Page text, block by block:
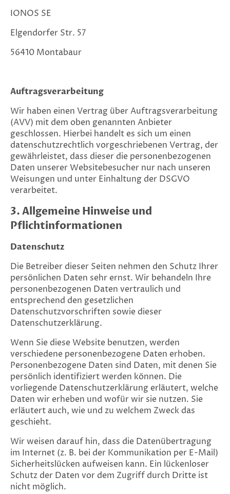
IONOS SE
Elgendorfer Str. 57
56410 Montabaur
Auftragsverarbeitung
Wir haben einen Vertrag über Auftragsverarbeitung
(AVV) mit dem oben genannten Anbieter
geschlossen. Hierbei handelt es sich um einen
datenschutzrechtlich vorgeschriebenen Vertrag, der
gewährleistet, dass dieser die personenbezogenen
Daten unserer Websitebesucher nur nach unseren
Weisungen und unter Einhaltung der DSGVO
verarbeitet.
3. Allgemeine Hinweise und
Pflichtinformationen
Datenschutz
Die Betreiber dieser Seiten nehmen den Schutz Ihrer
persönlichen Daten sehr ernst. Wir behandeln Ihre
personenbezogenen Daten vertraulich und
entsprechend den gesetzlichen
Datenschutzvorschriften sowie dieser
Datenschutzerklärung.
Wenn Sie diese Website benutzen, werden
verschiedene personenbezogene Daten erhoben.
Personenbezogene Daten sind Daten, mit denen Sie
persönlich identifiziert werden können. Die
vorliegende Datenschutzerklärung erläutert, welche
Daten wir erheben und wofür wir sie nutzen. Sie
erläutert auch, wie und zu welchem Zweck das
geschieht.
Wir weisen darauf hin, dass die Datenübertragung
im Internet (z. B. bei der Kommunikation per E-Mail)
Sicherheitslücken aufweisen kann. Ein lückenloser
Schutz der Daten vor dem Zugriff durch Dritte ist
nicht möglich.